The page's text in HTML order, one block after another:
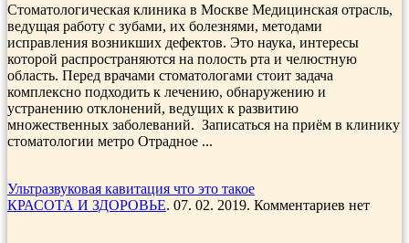
Стоматологическая клиника в Москве Медицинская отрасль,
ведущая работу с зубами, их болезнями, методами
исправления возникших дефектов. Это наука, интересы
которой распространяются на полость рта и челюстную
область. Перед врачами стоматологами стоит задача
комплексно подходить к лечению, обнаружению и
устранению отклонений, ведущих к развитию
множественных заболеваний. Записаться на приём в клинику
стоматологии метро Отрадное ...
Ультразвуковая кавитация что это такое
КРАСОТА И ЗДОРОВЬЕ. 07. 02. 2019. Комментариев нет